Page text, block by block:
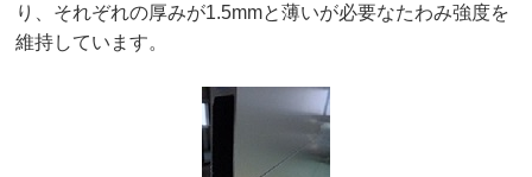
り、それぞれの厚みが1.5mmと薄いが必要なたわみ強度を
維持しています。